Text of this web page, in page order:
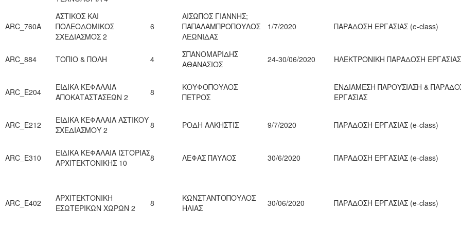
ARC_760Α
ΑΣΤΙΚΟΣ ΚΑΙ
ΠΟΛΕΟΔΟΜΙΚΟΣ
ΣΧΕΔΙΑΣΜΟΣ 2
6
ΑΙΣΩΠΟΣ ΓΙΑΝΝΗΣ;
ΠΑΠΑΛΑΜΠΡΟΠΟΥΛΟΣ
ΛΕΩΝΙΔΑΣ
1/7/2020 ΠΑΡΑΔΟΣΗ ΕΡΓΑΣΙΑΣ (e-class)
ARC_884 ΤΟΠΙΟ & ΠΟΛΗ 4
ΣΠΑΝΟΜΑΡΙΔΗΣ
ΑΘΑΝΑΣΙΟΣ
24-30/06/2020 ΗΛΕΚΤΡΟΝΙΚΗ ΠΑΡΑΔΟΣΗ ΕΡΓΑΣΙΑΣ
ARC_Ε204
ΕΙΔΙΚΑ ΚΕΦΑΛΑΙΑ
ΑΠΟΚΑΤΑΣΤΑΣΕΩΝ 2
8
ΚΟΥΦΟΠΟΥΛΟΣ
ΠΕΤΡΟΣ
ΕΝΔΙΑΜΕΣΗ ΠΑΡΟΥΣΙΑΣΗ &
ΕΡΓΑΣΙΑΣ
ARC_Ε212
ΕΙΔΙΚΑ ΚΕΦΑΛΑΙΑ ΑΣΤΙΚΟΥ
ΣΧΕΔΙΑΣΜΟΥ 2
8 ΡΟΔΗ ΑΛΚΗΣΤΙΣ 9/7/2020 ΠΑΡΑΔΟΣΗ ΕΡΓΑΣΙΑΣ (e-class)
ARC_Ε310
ΕΙΔΙΚΑ ΚΕΦΑΛAIA ΙΣΤΟΡΙΑΣ
ΑΡΧΙΤΕΚΤΟΝΙΚΗΣ 10
8 ΛΕΦΑΣ ΠΑΥΛΟΣ 30/6/2020 ΠΑΡΑΔΟΣΗ ΕΡΓΑΣΙΑΣ (e-class)
ARC_Ε402
ΑΡΧΙΤΕΚΤΟΝΙΚΗ
ΕΣΩΤΕΡΙΚΩΝ ΧΩΡΩΝ 2
8
ΚΩΝΣΤΑΝΤΟΠΟΥΛΟΣ
ΗΛΙΑΣ
30/06/2020 ΠΑΡΑΔΟΣΗ ΕΡΓΑΣΙΑΣ (e-class)